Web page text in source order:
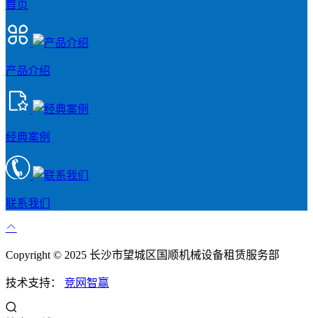
首页
产品介绍
经典案例
联系我们
Copyright © 2025 长沙市望城区国顺机械设备租赁服务部
技术支持： 竞网智赢